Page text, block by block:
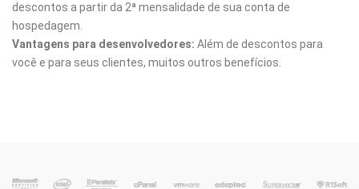
descontos a partir da 2ª mensalidade de sua conta de
hospedagem.
Vantagens para desenvolvedores: Além de descontos para
você e para seus clientes, muitos outros benefícios.